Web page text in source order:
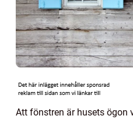
Att fönstren är husets ögon